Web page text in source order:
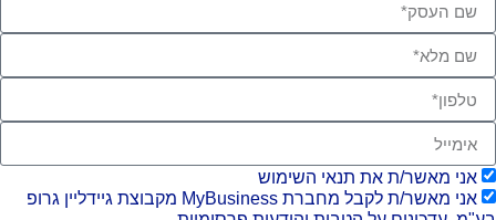
אני מאשר/ת את תנאי השימוש
אני מאשר/ת לקבל מחברת MyBusiness מקבוצת גיידליין גרופ